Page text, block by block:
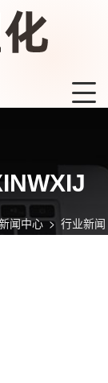
闻中心> 行业新闻